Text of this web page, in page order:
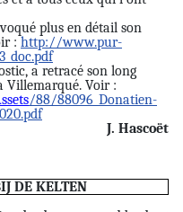
plus en détail son
: http://www.pur-
a retracé son long
Villemarqué. Voir :
/88/88096_Donatien-
J. Hascoët
DE KELTEN